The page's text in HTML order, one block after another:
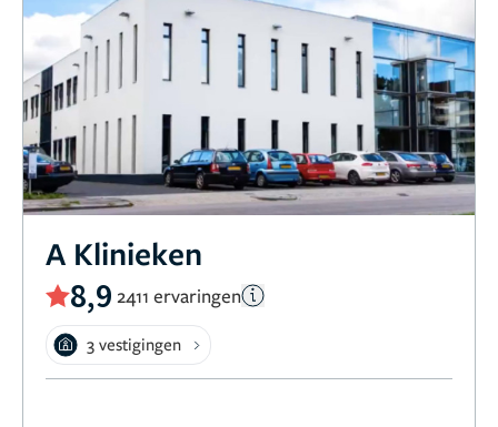
A Klinieken
8,9 2411 ervaringen
3 vestigingen